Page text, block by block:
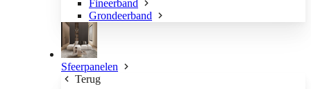
Fineerband
Grondeerband
Sfeerpanelen
Terug